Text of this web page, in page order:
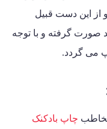
از این دست قبیل
صورت گرفته و با توجه
می گردد.
چاپ بادکنک